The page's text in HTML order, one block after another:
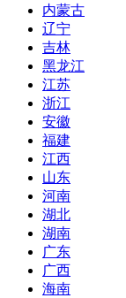
内蒙古
辽宁
吉林
黑龙江
江苏
浙江
安徽
福建
江西
山东
河南
湖北
湖南
广东
广西
海南